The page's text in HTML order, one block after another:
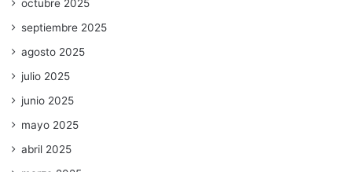
octubre 2025
septiembre 2025
agosto 2025
julio 2025
junio 2025
mayo 2025
abril 2025